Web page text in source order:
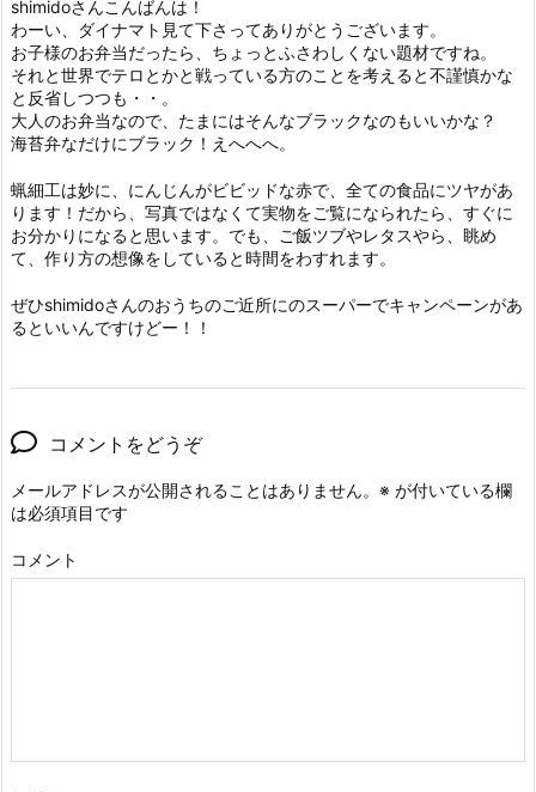
shimidoさんこんばんは！
わーい、ダイナマト見て下さってありがとうございます。
お子様のお弁当だったら、ちょっとふさわしくない題材ですね。
それと世界でテロとかと戦っている方のことを考えると不謹慎かな
と反省しつつも・・。
大人のお弁当なので、たまにはそんなブラックなのもいいかな？
海苔弁なだけにブラック！えへへへ。
蝋細工は妙に、にんじんがビビッドな赤で、全ての食品にツヤがあ
ります！だから、写真ではなくて実物をご覧になられたら、すぐに
お分かりになると思います。でも、ご飯ツブやレタスやら、眺め
て、作り方の想像をしていると時間をわすれます。
ぜひshimidoさんのおうちのご近所にのスーパーでキャンペーンがあ
るといいんですけどー！！
コメントをどうぞ
メールアドレスが公開されることはありません。 ※ が付いている欄
は必須項目です
コメント